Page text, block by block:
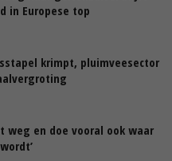
in Europese top
krimpt, pluimveesector
weg en doe vooral ook waar